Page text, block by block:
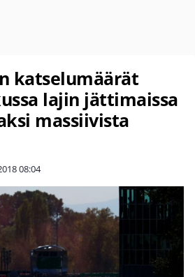
katselumäärät
lajin jättimaissa
massiivista
08:04